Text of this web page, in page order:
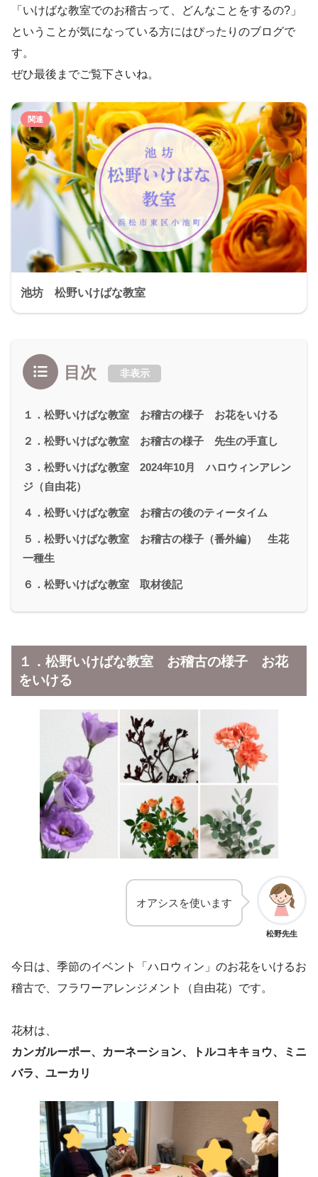
「いけばな教室でのお稽古って、どんなことをするの?」
ということが気になっている方にはぴったりのブログで
す。
ぜひ最後までご覧下さいね。
池坊 松野いけばな教室
目次 非表示
１．松野いけばな教室 お稽古の様子 お花をいける
２．松野いけばな教室 お稽古の様子 先生の手直し
３．松野いけばな教室 2024年10月 ハロウィンアレン
ジ（自由花）
４．松野いけばな教室 お稽古の後のティータイム
５．松野いけばな教室 お稽古の様子（番外編） 生花
一種生
６．松野いけばな教室 取材後記
１．松野いけばな教室 お稽古の様子 お花
をいける
松野先生
オアシスを使います
今日は、季節のイベント「ハロウィン」のお花をいけるお
稽古で、フラワーアレンジメント（自由花）です。
花材は、
カンガルーポー、カーネーション、トルコキキョウ、ミニ
バラ、ユーカリ